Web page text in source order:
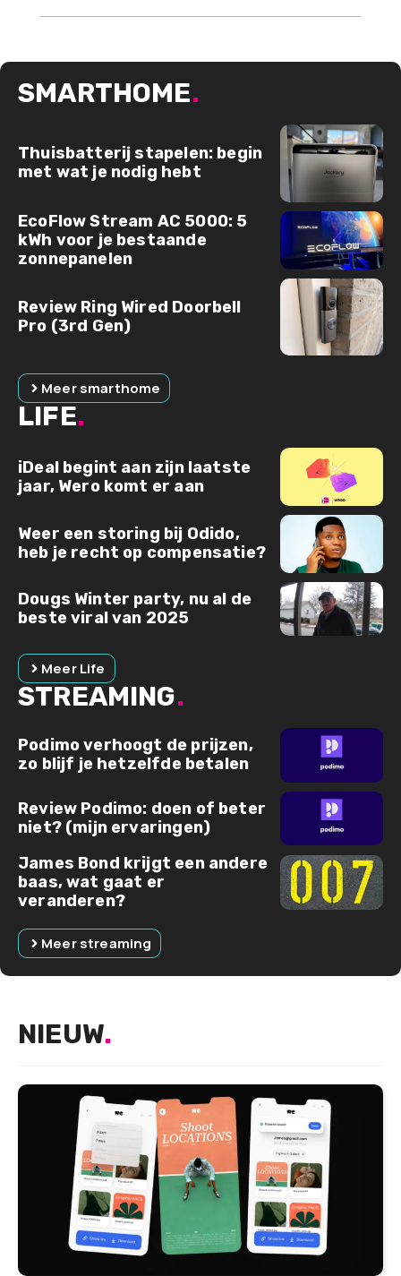
SMARTHOME.
Thuisbatterij stapelen: begin
met wat je nodig hebt
EcoFlow Stream AC 5000: 5
kWh voor je bestaande
zonnepanelen
Review Ring Wired Doorbell
Pro (3rd Gen)
Meer smarthome
LIFE.
iDeal begint aan zijn laatste
jaar, Wero komt er aan
Weer een storing bij Odido,
heb je recht op compensatie?
Dougs Winter party, nu al de
beste viral van 2025
Meer Life
STREAMING.
Podimo verhoogt de prijzen,
zo blijf je hetzelfde betalen
Review Podimo: doen of beter
niet? (mijn ervaringen)
James Bond krijgt een andere
baas, wat gaat er
veranderen?
Meer streaming
NIEUW.